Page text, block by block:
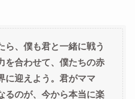
ら、僕も君と一緒に戦う
を合わせて、僕たちの赤
に迎えよう。君がママ
るのが、今から本当に楽